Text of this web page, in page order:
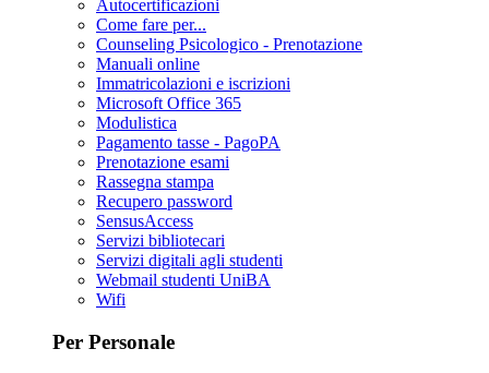
Autocertificazioni
Come fare per...
Counseling Psicologico - Prenotazione
Manuali online
Immatricolazioni e iscrizioni
Microsoft Office 365
Modulistica
Pagamento tasse - PagoPA
Prenotazione esami
Rassegna stampa
Recupero password
SensusAccess
Servizi bibliotecari
Servizi digitali agli studenti
Webmail studenti UniBA
Wifi
Per Personale